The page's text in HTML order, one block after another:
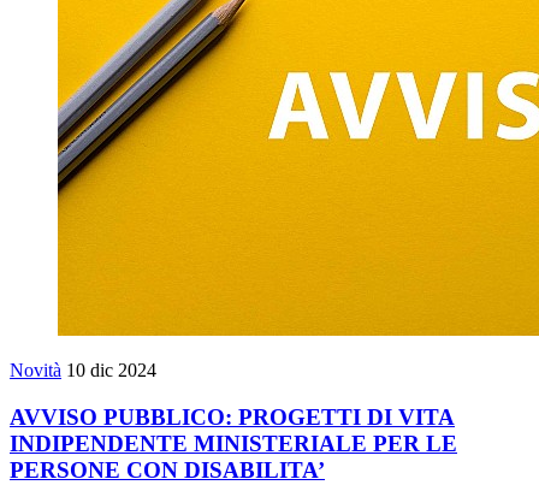
Novità 10 dic 2024
AVVISO PUBBLICO: PROGETTI DI VITA
INDIPENDENTE MINISTERIALE PER LE
PERSONE CON DISABILITA’